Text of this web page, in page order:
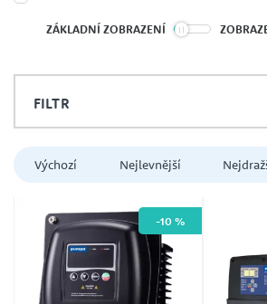
ZÁKLADNÍ ZOBRAZENÍ
FILTR
Výchozí Nejlevnější
-10 %